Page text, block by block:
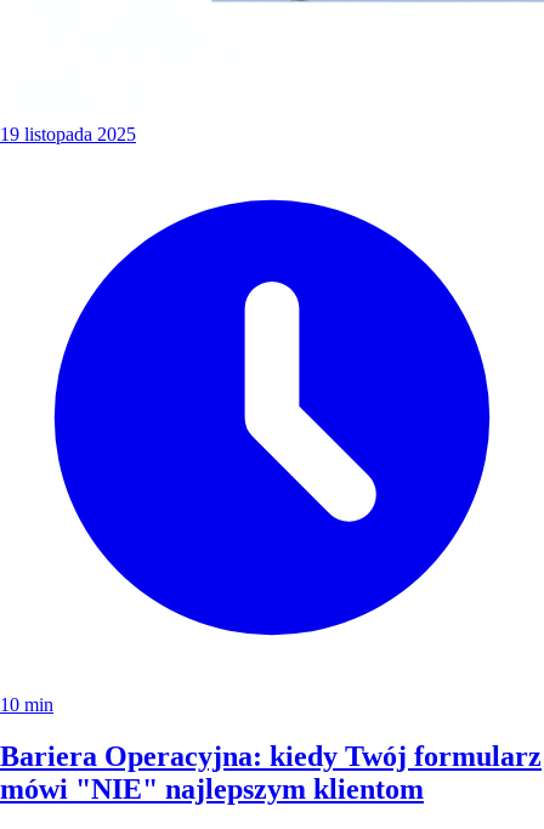
19 listopada 2025
10 min
Bariera Operacyjna: kiedy Twój formularz
mówi "NIE" najlepszym klientom